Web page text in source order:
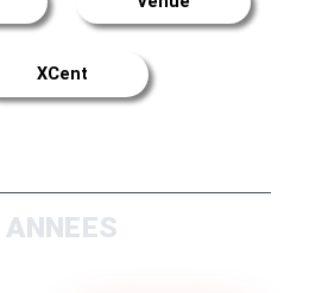
XCent
ANNEES